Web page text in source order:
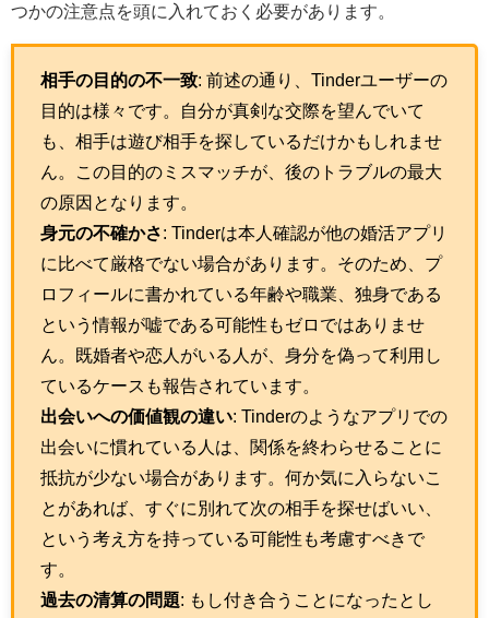
つかの注意点を頭に入れておく必要があります。
相手の目的の不一致: 前述の通り、Tinderユーザーの
目的は様々です。自分が真剣な交際を望んでいて
も、相手は遊び相手を探しているだけかもしれませ
ん。この目的のミスマッチが、後のトラブルの最大
の原因となります。
身元の不確かさ: Tinderは本人確認が他の婚活アプリ
に比べて厳格でない場合があります。そのため、プ
ロフィールに書かれている年齢や職業、独身である
という情報が嘘である可能性もゼロではありませ
ん。既婚者や恋人がいる人が、身分を偽って利用し
ているケースも報告されています。
出会いへの価値観の違い: Tinderのようなアプリでの
出会いに慣れている人は、関係を終わらせることに
抵抗が少ない場合があります。何か気に入らないこ
とがあれば、すぐに別れて次の相手を探せばいい、
という考え方を持っている可能性も考慮すべきで
す。
過去の清算の問題: もし付き合うことになったとし